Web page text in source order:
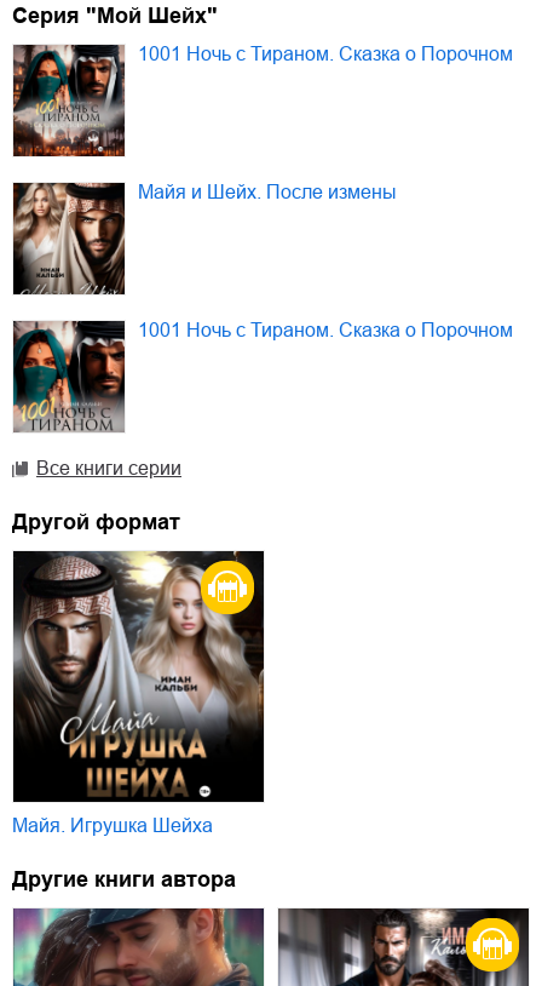
Серия "Мой Шейх"
1001 Ночь с Тираном. Сказка о Порочном
Майя и Шейх. После измены
1001 Ночь с Тираном. Сказка о Порочном
Все книги серии
Другой формат
Майя. Игрушка Шейха
Другие книги автора